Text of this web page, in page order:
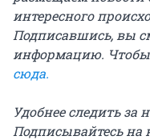
интересного
Подписавшись, вы
информацию. Чтобы
сюда.
Удобнее следить за
Подписывайтесь на